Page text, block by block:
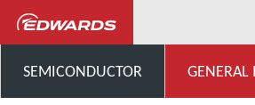
SEMICONDUCTOR GENERAL